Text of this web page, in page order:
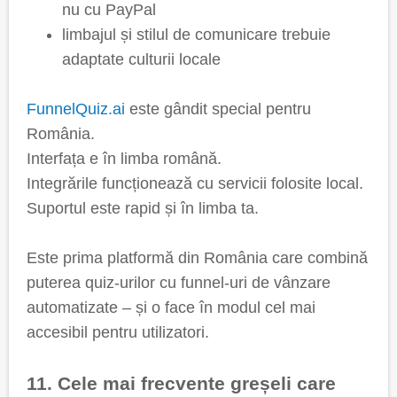
nu cu PayPal
limbajul și stilul de comunicare trebuie
adaptate culturii locale
FunnelQuiz.ai este gândit special pentru
România.
Interfața e în limba română.
Integrările funcționează cu servicii folosite local.
Suportul este rapid și în limba ta.
Este prima platformă din România care combină
puterea quiz-urilor cu funnel-uri de vânzare
automatizate – și o face în modul cel mai
accesibil pentru utilizatori.
11. Cele mai frecvente greșeli care